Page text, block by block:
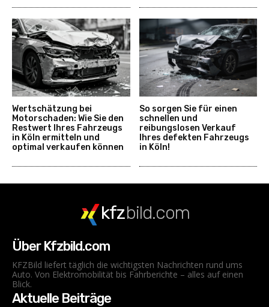
Wertschätzung bei
Motorschaden: Wie Sie den
Restwert Ihres Fahrzeugs
in Köln ermitteln und
optimal verkaufen können
So sorgen Sie für einen
schnellen und
reibungslosen Verkauf
Ihres defekten Fahrzeugs
in Köln!
kfzbild.com
Über Kfzbild.com
KFZBild liefert täglich die wichtigsten Nachrichten rund ums
Auto. Von Elektromobilität bis Fahrberichte – alles auf einen
Blick.
Aktuelle Beiträge